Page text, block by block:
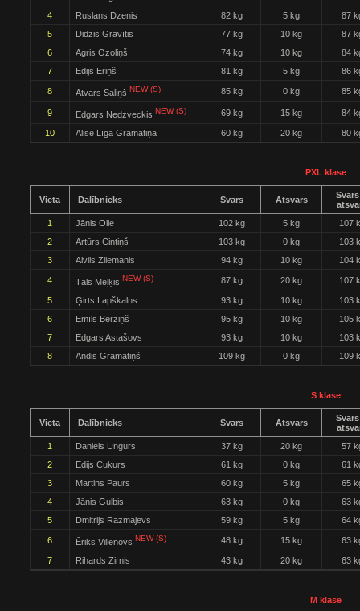
4 Ruslans Dzenis 82 kg 5 kg
87
5
Didzis Grāvītis 77 kg 10 kg
87
6
Agris Ozoliņš 74 kg 10 kg
84
7
Edijs Eriņš 81 kg 5 kg 86
8 Atvars Saliņš NEW (S) 85 kg 0 kg 85
9 Edgars Nedzveckis NEW (S) 69 kg 15 kg 84
10 Alise Līga Grāmatiņa 60 kg 20 kg 80
PXL klase
Vieta Dalībnieks Svars Atsvars
1
Jānis Olle 102 kg 5 kg
107
2
Artūrs Cintiņš 103 kg 0 kg
103
3
Alvils Zilemanis 94 kg 10 kg 104
4 Tāls Meļķis NEW (S) 87 kg 20 kg 107
5 Ģirts Lapškalns 93 kg 10 kg
103
6
Emīls Bērziņš 95 kg 10 kg
105
7
Edgars Astašovs 93 kg 10 kg
103
8
Andis Grāmatiņš 109 kg 0 kg 109
S klase
Vieta Dalībnieks Svars Atsvars
1
Daniels Ungurs 37 kg 20 kg
57
2
Edijs Cukurs 61 kg 0 kg
61
3
Martins Paurs 60 kg 5 kg
65
4
Jānis Gulbis 63 kg 0 kg
63
5
Dmitrijs Razmajevs 59 kg 5 kg 64
6 Ēriks Villenovs NEW (S) 48 kg 15 kg 63
7 Rihards Zirnis 43 kg 20 kg 63
M klase